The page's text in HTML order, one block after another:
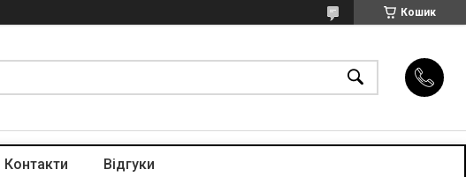
Кошик
Контакти Відгуки